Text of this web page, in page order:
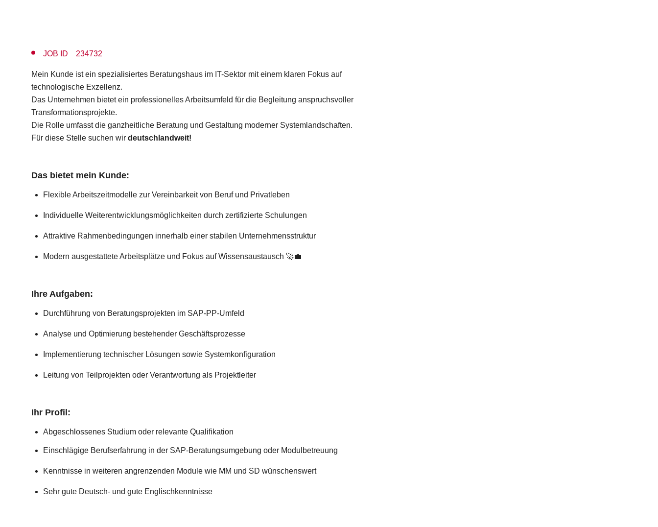
JOB ID 234732
Mein Kunde ist ein spezialisiertes Beratungshaus im IT-Sektor mit einem klaren Fokus auf
technologische Exzellenz.
Das Unternehmen bietet ein professionelles Arbeitsumfeld für die Begleitung anspruchsvoller
Transformationsprojekte.
Die Rolle umfasst die ganzheitliche Beratung und Gestaltung moderner Systemlandschaften.
Für diese Stelle suchen wir deutschlandweit!
Das bietet mein Kunde:
Flexible Arbeitszeitmodelle zur Vereinbarkeit von Beruf und Privatleben
Individuelle Weiterentwicklungsmöglichkeiten durch zertifizierte Schulungen
Attraktive Rahmenbedingungen innerhalb einer stabilen Unternehmensstruktur
Modern ausgestattete Arbeitsplätze und Fokus auf Wissensaustausch 🚀💼
Ihre Aufgaben:
Durchführung von Beratungsprojekten im SAP-PP-Umfeld
Analyse und Optimierung bestehender Geschäftsprozesse
Implementierung technischer Lösungen sowie Systemkonfiguration
Leitung von Teilprojekten oder Verantwortung als Projektleiter
Ihr Profil:
Abgeschlossenes Studium oder relevante Qualifikation
Einschlägige Berufserfahrung in der SAP-Beratungsumgebung oder Modulbetreuung
Kenntnisse in weiteren angrenzenden Module wie MM und SD wünschenswert
Sehr gute Deutsch- und gute Englischkenntnisse